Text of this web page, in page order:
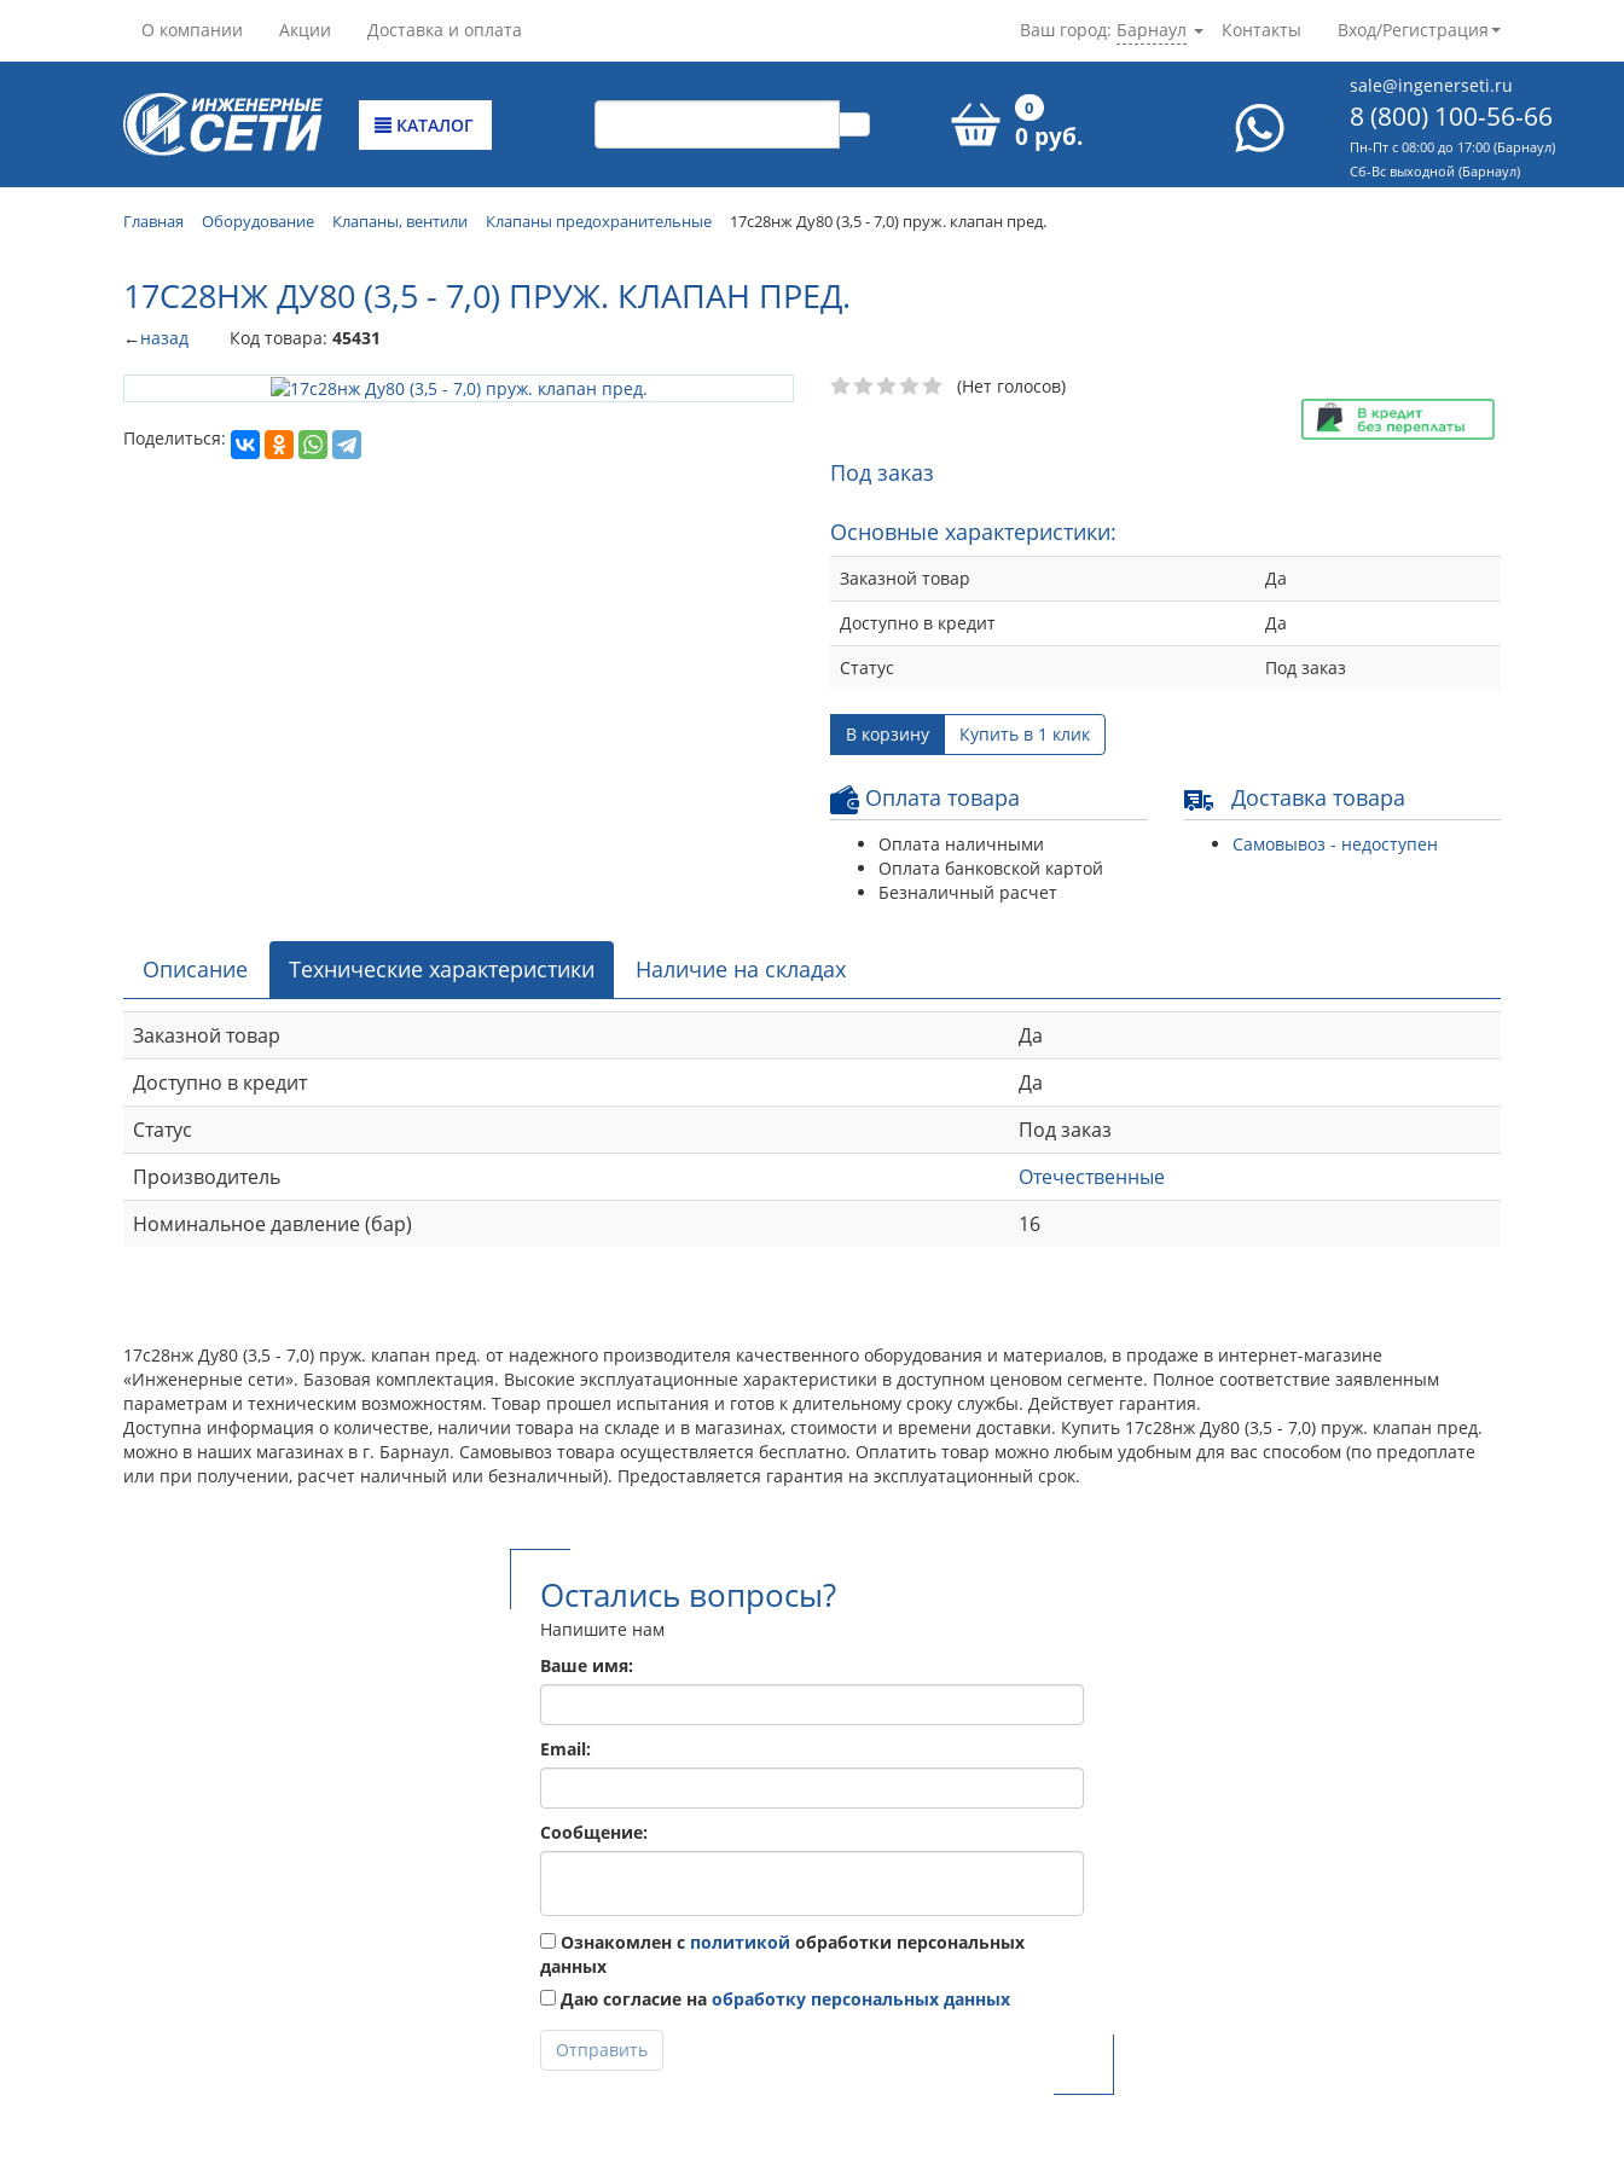
О компании Акции Доставка и оплата Контакты Вход/Регистрация
Ваш город: Барнаул
КАТАЛОГ
0
0 руб.
sale@ingenerseti.ru
8 (800) 100-56-66
Пн-Пт с 08:00 до 17:00 (Барнаул)
Cб-Вс выходной (Барнаул)
Главная Оборудование Клапаны, вентили Клапаны предохранительные 17с28нж Ду80 (3,5 - 7,0) пруж. клапан пред.
17С28НЖ ДУ80 (3,5 - 7,0) ПРУЖ. КЛАПАН ПРЕД.
←назад Код товара: 45431
Поделиться:
(Нет голосов)
Под заказ
Основные характеристики:
Заказной товар
Да
Доступно в кредит
Да
Статус
Под заказ
В корзину Купить в 1 клик
Оплата товара
Оплата наличными
Оплата банковской картой
Безналичный расчет
Доставка товара
Самовывоз - недоступен
Описание Технические характеристики Наличие на складах
Заказной товар
Да
Доступно в кредит
Да
Статус
Под заказ
Производитель
Отечественные
Номинальное давление (бар)
16
17с28нж Ду80 (3,5 - 7,0) пруж. клапан пред. от надежного производителя качественного оборудования и материалов, в продаже в интернет-магазине
«Инженерные сети». Базовая комплектация. Высокие эксплуатационные характеристики в доступном ценовом сегменте. Полное соответствие заявленным
параметрам и техническим возможностям. Товар прошел испытания и готов к длительному сроку службы. Действует гарантия.
Доступна информация о количестве, наличии товара на складе и в магазинах, стоимости и времени доставки. Купить 17с28нж Ду80 (3,5 - 7,0) пруж. клапан пред.
можно в наших магазинах в г. Барнаул. Самовывоз товара осуществляется бесплатно. Оплатить товар можно любым удобным для вас способом (по предоплате
или при получении, расчет наличный или безналичный). Предоставляется гарантия на эксплуатационный срок.
Остались вопросы?
Напишите нам
Ваше имя:
Email:
Сообщение:
Ознакомлен с политикой обработки персональных
данных
Даю согласие на обработку персональных данных
Отправить